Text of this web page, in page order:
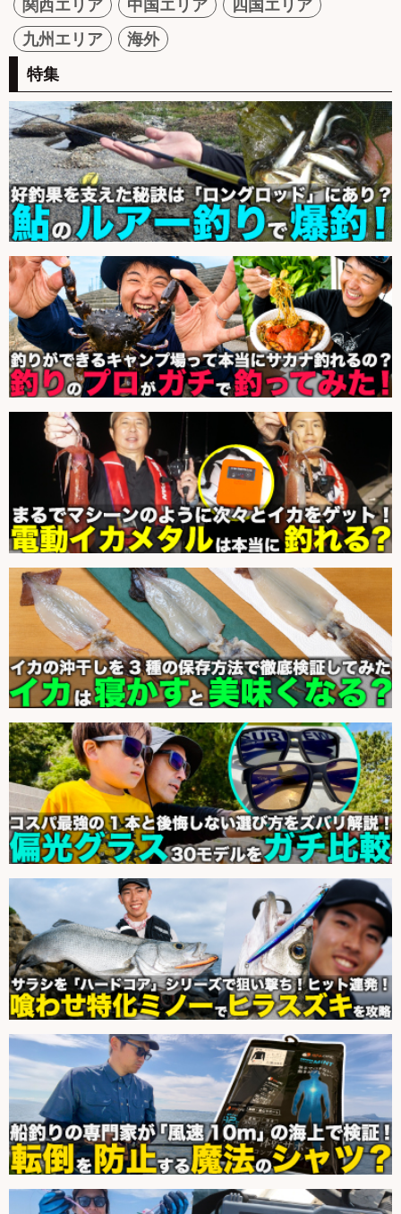
関西エリア
中国エリア
四国エリア
九州エリア
海外
特集